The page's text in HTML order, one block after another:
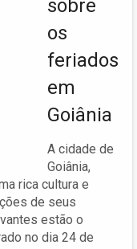
sobre
os
feriados
em
Goiânia
A cidade de
Goiânia,
rica cultura e
de seus
estão o
no dia 24 de